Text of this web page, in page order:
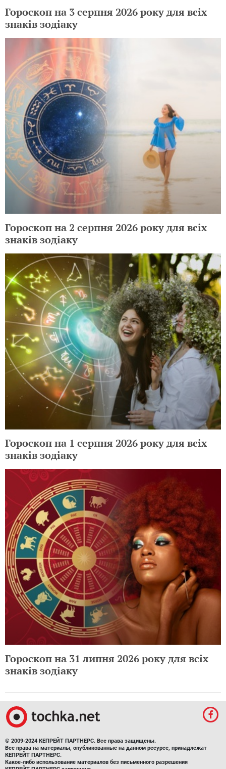
Гороскоп на 3 серпня 2026 року для всіх
знаків зодіаку
Гороскоп на 2 серпня 2026 року для всіх
знаків зодіаку
Гороскоп на 1 серпня 2026 року для всіх
знаків зодіаку
Гороскоп на 31 липня 2026 року для всіх
знаків зодіаку
© 2009-2024 КЕПРЕЙТ ПАРТНЕРС. Все права защищены.
Все права на материалы, опубликованные на данном ресурсе, принадлежат
КЕПРЕЙТ ПАРТНЕРС.
Какое-либо использование материалов без письменного разрешения